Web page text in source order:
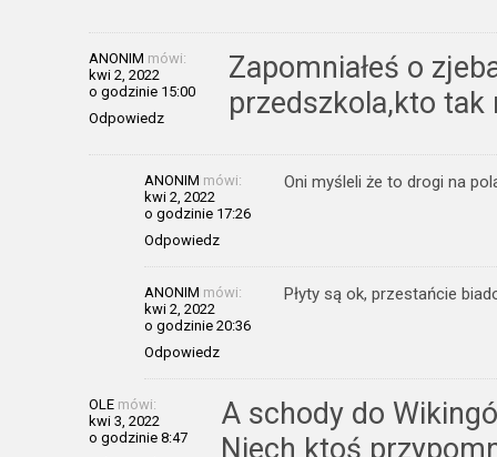
ANONIM mówi:
kwi 2, 2022
o godzinie 15:00
Odpowiedz
Zapomniałeś o
przedszkola,kto
ANONIM mówi:
kwi 2, 2022
o godzinie 17:26
Odpowiedz
Oni myśleli że to drogi na
ANONIM mówi:
kwi 2, 2022
o godzinie 20:36
Odpowiedz
Płyty są ok, przestańcie
OLE mówi:
kwi 3, 2022
o godzinie 8:47
A schody do
Niech ktoś